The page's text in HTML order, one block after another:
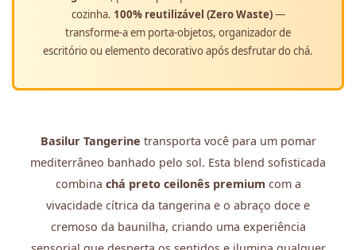
cozinha. 100% reutilizável (Zero Waste)—
transforme-a em porta-objetos, organizador de
escritório ou elemento decorativo após desfrutar do chá.
Basilur Tangerine transporta você para um pomar
mediterrâneo banhado pelo sol. Esta blend sofisticada
combina chá preto ceilonês premium com a
vivacidade cítrica da tangerina e o abraço doce e
cremoso da baunilha, criando uma experiência